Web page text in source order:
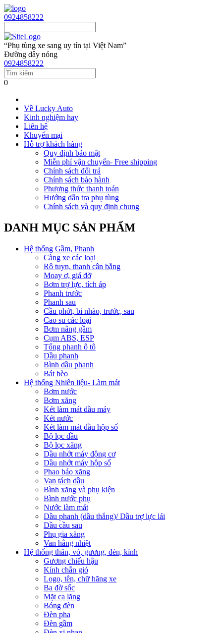
0924858222
“Phụ tùng xe sang uy tín tại Việt Nam”
Đường dây nóng
0924858222
0
Về Lucky Auto
Kinh nghiệm hay
Liên hệ
Khuyến mại
Hỗ trợ khách hàng
Quy định bảo mật
Miễn phí vận chuyển- Free shipping
Chính sách đổi trả
Chính sách bảo hành
Phương thức thanh toán
Hướng dẫn tra phụ tùng
Chính sách và quy định chung
DANH MỤC SẢN PHẨM
Hệ thống Gầm, Phanh
Càng xe các loại
Rô tuyn, thanh cân bằng
Moay ơ, giá đỡ
Bơm trợ lực, tích áp
Phanh trước
Phanh sau
Cầu phớt, bi nhào, trước, sau
Cao su các loại
Bơm nâng gầm
Cụm ABS, ESP
Tổng phanh ô tô
Dầu phanh
Bình dầu phanh
Bát bèo
Hệ thống Nhiên liệu- Làm mát
Bơm nước
Bơm xăng
Két làm mát dầu máy
Két nước
Két làm mát dầu hộp số
Bộ lọc dầu
Bộ lọc xăng
Dầu nhớt máy động cơ
Dầu nhớt máy hộp số
Phao báo xăng
Van tách dầu
Bình xăng và phụ kiện
Bình nước phụ
Nước làm mát
Dầu phanh (dầu thắng)/ Dầu trợ lực lái
Dầu cầu sau
Phụ gia xăng
Van hằng nhiệt
Hệ thống thân, vỏ, gương, đèn, kính
Gương chiếu hậu
Kính chắn gió
Logo, tên, chữ hãng xe
Ba đờ sốc
Mặt ca lăng
Bóng đèn
Đèn pha
Đèn gầm